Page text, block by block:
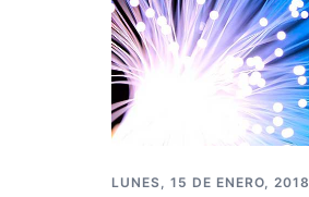
LUNES, 15 DE ENERO, 2018